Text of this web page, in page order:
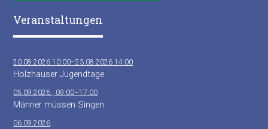
Veranstaltungen
20.08.2026 10:00–23.08.2026 14:00
Holzhauser Jugendtage
05.09.2026 , 09:00–17:00
Männer müssen Singen
06.09.2026